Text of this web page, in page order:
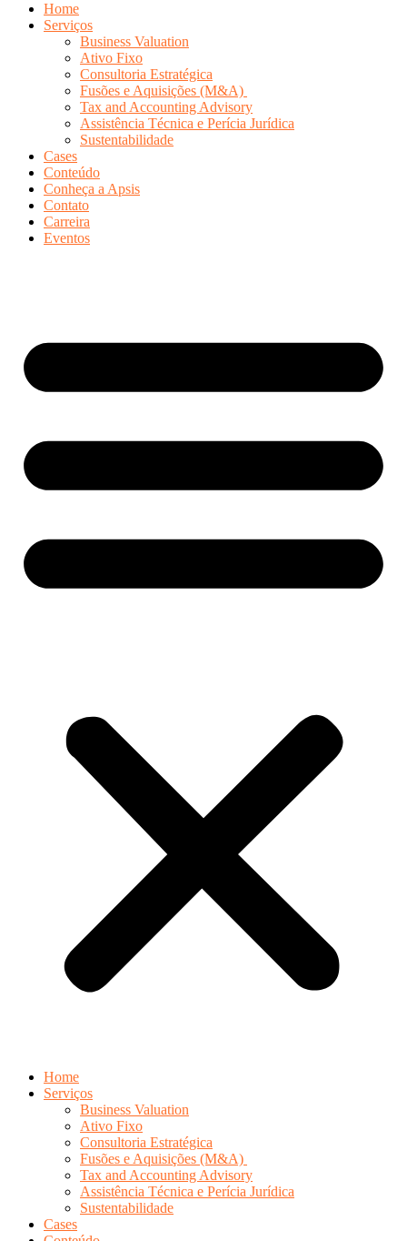
Home
Serviços
Business Valuation
Ativo Fixo
Consultoria Estratégica
Fusões e Aquisições (M&A)
Tax and Accounting Advisory
Assistência Técnica e Perícia Jurídica
Sustentabilidade
Cases
Conteúdo
Conheça a Apsis
Contato
Carreira
Eventos
Home
Serviços
Business Valuation
Ativo Fixo
Consultoria Estratégica
Fusões e Aquisições (M&A)
Tax and Accounting Advisory
Assistência Técnica e Perícia Jurídica
Sustentabilidade
Cases